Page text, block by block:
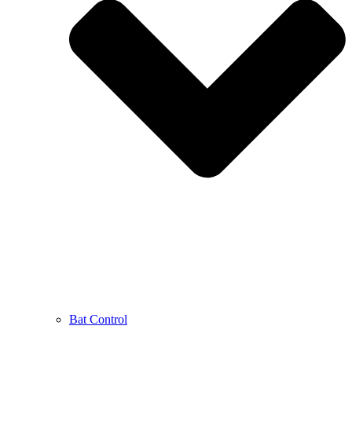
Bat Control